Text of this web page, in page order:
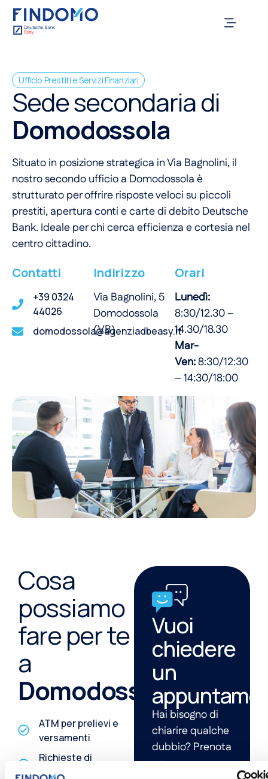
Ufficio Prestiti e Servizi Finanziari
Sede secondaria di
Domodossola
Situato in posizione strategica in Via Bagnolini, il
nostro secondo ufficio a Domodossola è
strutturato per offrire risposte veloci su piccoli
prestiti, apertura conti e carte di debito Deutsche
Bank. Ideale per chi cerca efficienza e cortesia nel
centro cittadino.
Contatti
+39 0324
44026
domodossola@agenziadbeasy.it
Indirizzo
Via Bagnolini, 5
Domodossola
(VB)
Orari
Lunedì:
8:30/12.30 –
14.30/18.30
Mar-
Ven:8:30/12:30
– 14:30/18:00
Cosa
possiamo
fare per te
a
Domodossola?
ATM per prelievi e
versamenti
Richieste di
finanziamento
Vuoi
chiedere
un
Hai bisogno di
chiarire qualche
dubbio? Prenota
un